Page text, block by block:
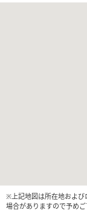
※上記地図は所在地および
場合がありますので予めご